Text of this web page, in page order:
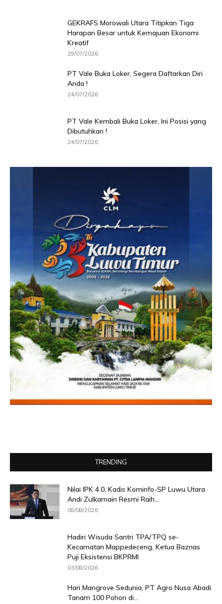
GEKRAFS Morowali Utara Titipkan Tiga
Harapan Besar untuk Kemajuan Ekonomi
Kreatif
29/07/2026
PT Vale Buka Loker, Segera Daftarkan Diri
Anda !
24/07/2026
PT Vale Kembali Buka Loker, Ini Posisi yang
Dibutuhkan !
24/07/2026
TRENDING
Nilai IPK 4.0, Kadis Kominfo-SP Luwu Utara
Andi Zulkarnain Resmi Raih...
08/08/2026
Hadiri Wisuda Santri TPA/TPQ se-
Kecamatan Mappedeceng, Ketua Baznas
Puji Eksistensi BKPRMI
03/08/2026
Hari Mangrove Sedunia, PT Agro Nusa Abadi
Tanam 100 Pohon di...